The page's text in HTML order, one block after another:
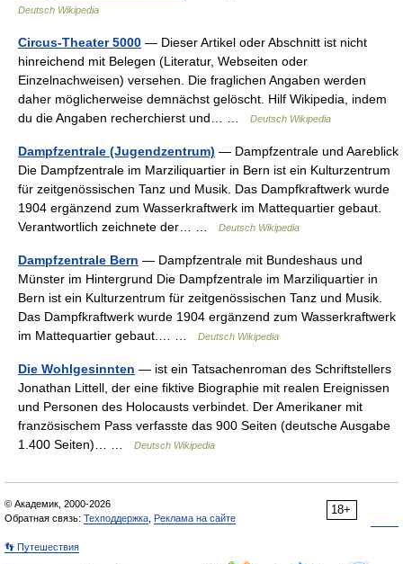
Deutsch Wikipedia
Circus-Theater 5000 — Dieser Artikel oder Abschnitt ist nicht
hinreichend mit Belegen (Literatur, Webseiten oder
Einzelnachweisen) versehen. Die fraglichen Angaben werden
daher möglicherweise demnächst gelöscht. Hilf Wikipedia, indem
du die Angaben recherchierst und… …
Deutsch Wikipedia
Dampfzentrale (Jugendzentrum) — Dampfzentrale und Aareblick
Die Dampfzentrale im Marziliquartier in Bern ist ein Kulturzentrum
für zeitgenössischen Tanz und Musik. Das Dampfkraftwerk wurde
1904 ergänzend zum Wasserkraftwerk im Mattequartier gebaut.
Verantwortlich zeichnete der… …
Deutsch Wikipedia
Dampfzentrale Bern — Dampfzentrale mit Bundeshaus und
Münster im Hintergrund Die Dampfzentrale im Marziliquartier in
Bern ist ein Kulturzentrum für zeitgenössischen Tanz und Musik.
Das Dampfkraftwerk wurde 1904 ergänzend zum Wasserkraftwerk
im Mattequartier gebaut.… …
Deutsch Wikipedia
Die Wohlgesinnten — ist ein Tatsachenroman des Schriftstellers
Jonathan Littell, der eine fiktive Biographie mit realen Ereignissen
und Personen des Holocausts verbindet. Der Amerikaner mit
französischem Pass verfasste das 900 Seiten (deutsche Ausgabe
1.400 Seiten)… …
Deutsch Wikipedia
18+
© Академик, 2000-2026
Обратная связь: Техподдержка Реклама на сайте
👣 Путешествия